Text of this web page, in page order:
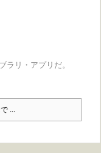
ラリ・アプリだ。
...